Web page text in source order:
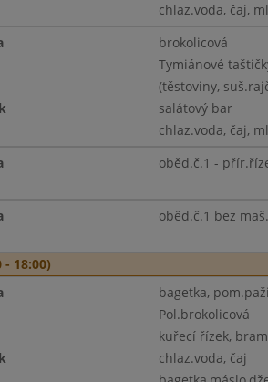
chlaz.voda, čaj,
brokolicová
Tymiánové
(těstoviny,
salátový bar
chlaz.voda, čaj,
oběd.č.1 -
oběd.č.1 bez
- 18:00)
bagetka,
Pol.brokolicová
kuřecí řízek,
chlaz.voda, čaj